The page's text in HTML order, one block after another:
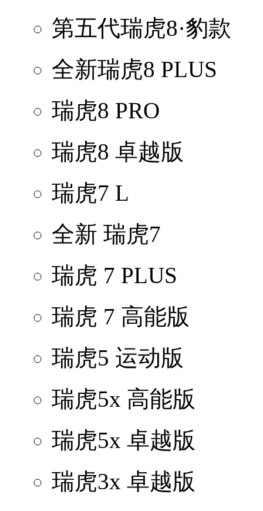
第五代瑞虎8·豹款
全新瑞虎8 PLUS
瑞虎8 PRO
瑞虎8 卓越版
瑞虎7 L
全新 瑞虎7
瑞虎 7 PLUS
瑞虎 7 高能版
瑞虎5 运动版
瑞虎5x 高能版
瑞虎5x 卓越版
瑞虎3x 卓越版